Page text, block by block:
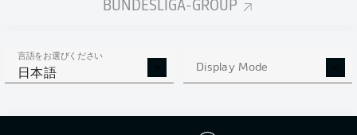
言語をお選びください
日本語 Display Mode
game after 90 minutes